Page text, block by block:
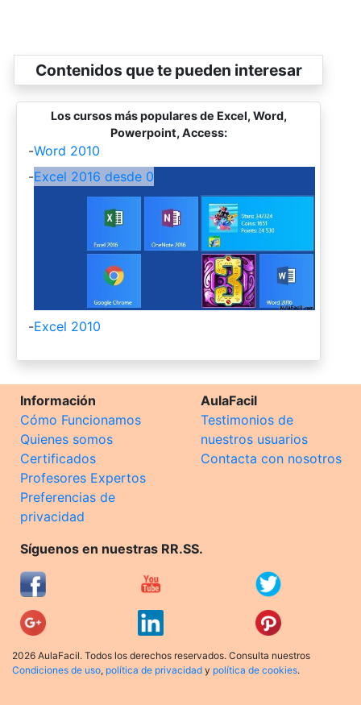
Contenidos que te pueden interesar
Los cursos más populares de Excel, Word,
Powerpoint, Access:
-Word 2010
-Excel 2016 desde 0
-Excel 2010
Información
Cómo Funcionamos
Quienes somos
Certificados
Profesores Expertos
Preferencias de
privacidad
AulaFacil
Testimonios de
nuestros usuarios
Contacta con nosotros
Síguenos en nuestras RR.SS.
2026 AulaFacil. Todos los derechos reservados. Consulta nuestros
Condiciones de uso, política de privacidad y política de cookies.